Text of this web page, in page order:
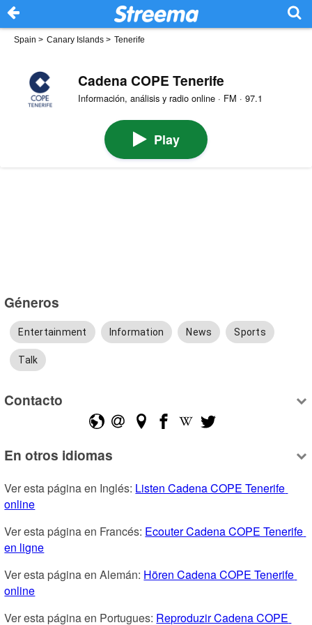
Spain > Canary Islands > Tenerife
Cadena COPE Tenerife
Información, análisis y radio online · FM · 97.1
Play
Géneros
Entertainment Information News Sports
Talk
Contacto
En otros idiomas
Ver esta página en Inglés: Listen Cadena COPE Tenerife
online
Ver esta página en Francés: Ecouter Cadena COPE Tenerife
en ligne
Ver esta página en Alemán: Hören Cadena COPE Tenerife
online
Ver esta página en Portugues: Reproduzir Cadena COPE